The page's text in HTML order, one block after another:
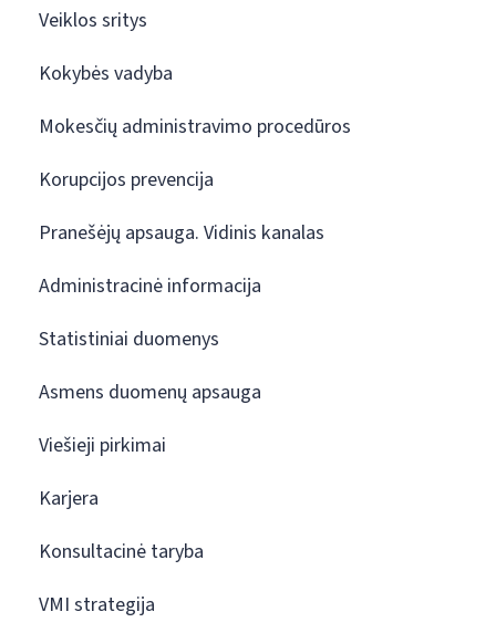
Veiklos sritys
Kokybės vadyba
Mokesčių administravimo procedūros
Korupcijos prevencija
Pranešėjų apsauga. Vidinis kanalas
Administracinė informacija
Statistiniai duomenys
Asmens duomenų apsauga
Viešieji pirkimai
Karjera
Konsultacinė taryba
VMI strategija